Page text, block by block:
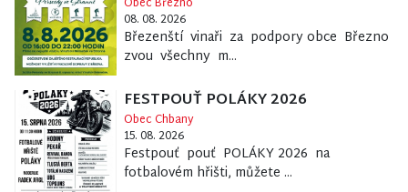
08. 08. 2026
Březenští vinaři za podpory obce Březno
zvou všechny m...
FESTPOUŤ POLÁKY 2026
Obec Chbany
15. 08. 2026
Festpouť pouť POLÁKY 2026 na
fotbalovém hřišti, můžete ...